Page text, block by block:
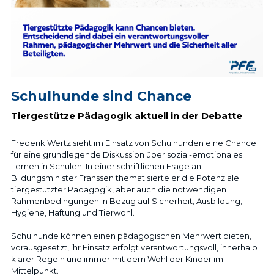
Schulhunde sind Chance
Tiergestütze Pädagogik aktuell in der Debatte
Frederik Wertz sieht im Einsatz von Schulhunden eine Chance
für eine grundlegende Diskussion über sozial-emotionales
Lernen in Schulen. In einer schriftlichen Frage an
Bildungsminister Franssen thematisierte er die Potenziale
tiergestützter Pädagogik, aber auch die notwendigen
Rahmenbedingungen in Bezug auf Sicherheit, Ausbildung,
Hygiene, Haftung und Tierwohl.
Schulhunde können einen pädagogischen Mehrwert bieten,
vorausgesetzt, ihr Einsatz erfolgt verantwortungsvoll, innerhalb
klarer Regeln und immer mit dem Wohl der Kinder im
Mittelpunkt.